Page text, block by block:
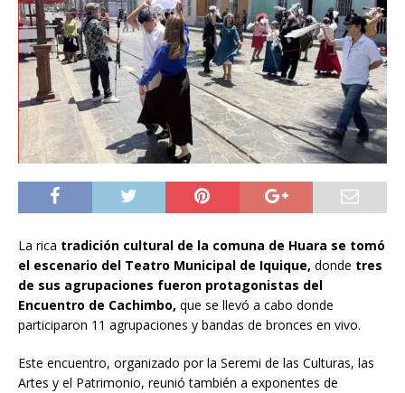
La rica tradición cultural de la comuna de Huara se tomó
el escenario del Teatro Municipal de Iquique, donde tres
de sus agrupaciones fueron protagonistas del
Encuentro de Cachimbo, que se llevó a cabo donde
participaron 11 agrupaciones y bandas de bronces en vivo.
Este encuentro, organizado por la Seremi de las Culturas, las
Artes y el Patrimonio, reunió también a exponentes de